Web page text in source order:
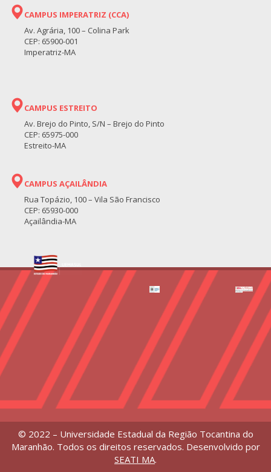
CAMPUS IMPERATRIZ (CCA)
Av. Agrária, 100 – Colina Park
CEP: 65900-001
Imperatriz-MA
CAMPUS ESTREITO
Av. Brejo do Pinto, S/N – Brejo do Pinto
CEP: 65975-000
Estreito-MA
CAMPUS AÇAILÂNDIA
Rua Topázio, 100 – Vila São Francisco
CEP: 65930-000
Açailândia-MA
© 2022 – Universidade Estadual da Região Tocantina do
Maranhão. Todos os direitos reservados. Desenvolvido por
SEATI MA.